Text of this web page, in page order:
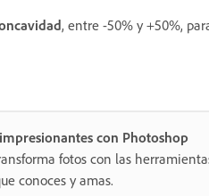
, entre -50% y +50%,
con Photoshop
fotos con las
conoces y amas.